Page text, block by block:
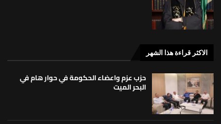
الاكثر قراءة هذا الشهر
حزب عزم واعضاء الحكومة في حوار هام في
البحر الميت